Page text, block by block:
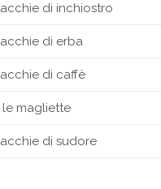
di inchiostro
di erba
di caffè
le magliette
di sudore